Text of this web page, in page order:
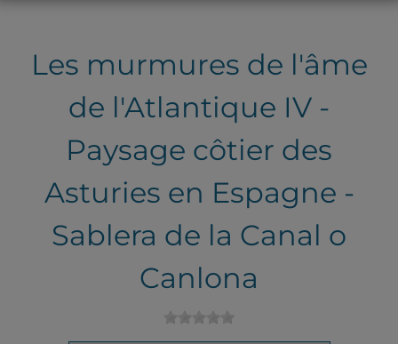
Les murmures de l'âme
de l'Atlantique IV -
Paysage côtier des
Asturies en Espagne -
Sablera de la Canal o
Canlona